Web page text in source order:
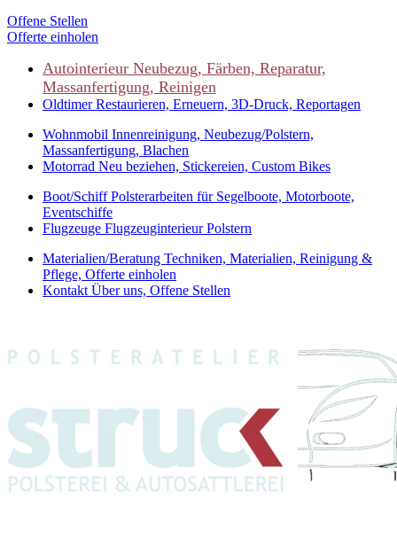
Offene Stellen
Offerte einholen
Autointerieur Neubezug, Färben, Reparatur,
Massanfertigung, Reinigen
OldtimerRestaurieren, Erneuern, 3D-Druck, Reportagen
Wohnmobil Innenreinigung, Neubezug/Polstern,
Massanfertigung, Blachen
Motorrad Neu beziehen, Stickereien, Custom Bikes
Boot/SchiffPolsterarbeiten für Segelboote, Motorboote,
Eventschiffe
Flugzeuge Flugzeuginterieur Polstern
Materialien/Beratung Techniken, Materialien, Reinigung &
Pflege, Offerte einholen
KontaktÜber uns, Offene Stellen